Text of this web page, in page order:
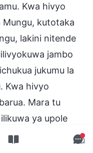
Kwa hivyo
Mungu, kutotaka
lakini nitende
jambo
jukumu la
Kwa hivyo
Mara tu
ya upole
kuhusu